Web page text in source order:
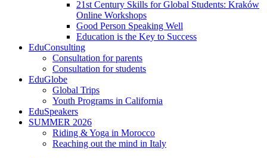
21st Century Skills for Global Students: Kraków
Online Workshops​
Good Person Speaking Well
Education is the Key to Success
EduConsulting
Consultation for parents
Consultation for students
EduGlobe
Global Trips
Youth Programs in California
EduSpeakers
SUMMER 2026
Riding & Yoga in Morocco
Reaching out the mind in Italy